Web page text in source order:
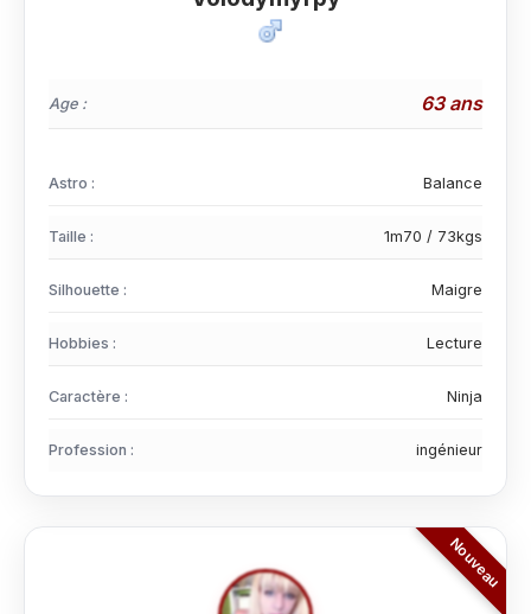
Age : 63 ans
Astro : Balance
Taille : 1m70 / 73kgs
Silhouette : Maigre
Hobbies : Lecture
Caractère : Ninja
Profession : ingénieur